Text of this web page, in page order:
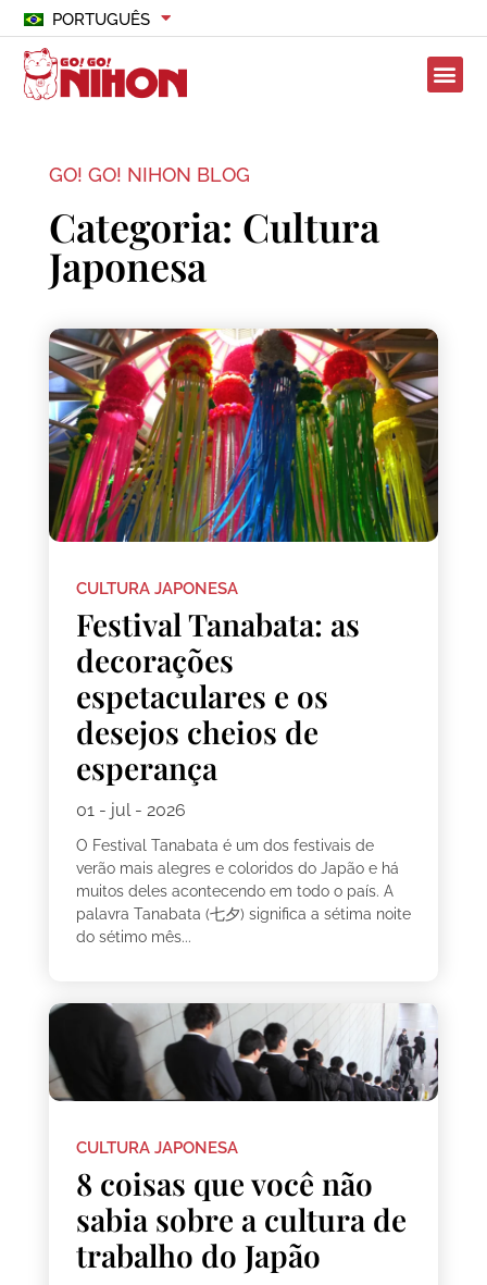
PORTUGUÊS
GO! GO! NIHON BLOG
Categoria: Cultura
Japonesa
CULTURA JAPONESA
Festival Tanabata: as
decorações
espetaculares e os
desejos cheios de
esperança
01 - jul - 2026
O Festival Tanabata é um dos festivais de
verão mais alegres e coloridos do Japão e há
muitos deles acontecendo em todo o país. A
palavra Tanabata (七夕) significa a sétima noite
do sétimo mês...
CULTURA JAPONESA
8 coisas que você não
sabia sobre a cultura de
trabalho do Japão